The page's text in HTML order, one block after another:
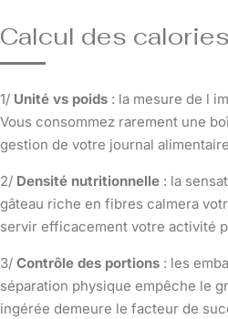
Calcul des
1/ Unité vs poids : la mesure de l
Vous consommez rarement une
gestion de votre journal
2/ Densité nutritionnelle : la
gâteau riche en fibres calmera
servir efficacement votre activité
3/ Contrôle des portions : les
séparation physique empêche le
ingérée demeure le facteur de